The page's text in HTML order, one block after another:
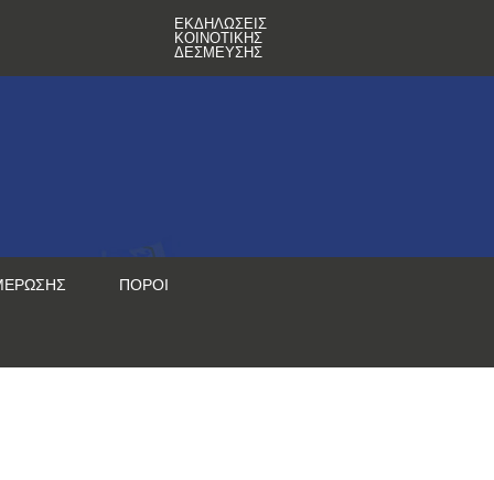
ΕΚΔΗΛΏΣΕΙΣ
ΚΟΙΝΟΤΙΚΉΣ
ΔΈΣΜΕΥΣΗΣ
ΠΌΡΟΙ